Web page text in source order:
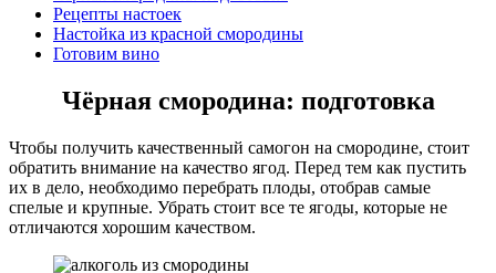
Рецепты настоек
Настойка из красной смородины
Готовим вино
Чёрная смородина: подготовка
Чтобы получить качественный самогон на смородине, стоит
обратить внимание на качество ягод. Перед тем как пустить
их в дело, необходимо перебрать плоды, отобрав самые
спелые и крупные. Убрать стоит все те ягоды, которые не
отличаются хорошим качеством.